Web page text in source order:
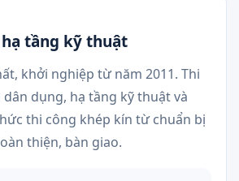
tầng kỹ thuật
khởi nghiệp từ năm 2011. Thi
dụng, hạ tầng kỹ thuật và
thi công khép kín từ chuẩn bị
thiện, bàn giao.